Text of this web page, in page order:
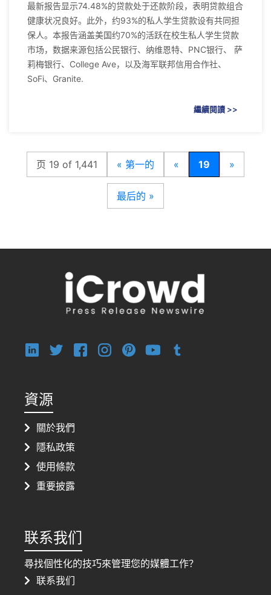
最新报告显示74.48%的贷款处于还款阶段，表明贷款组合
健康状况良好。此外，约93%的私人学生贷款设有共同担
保人。本报告涵盖美国约70%的活跃在校生私人学生贷款
市场，数据来源包括公民银行、纳维恩特、PNC银行、 萨
莉梅银行、College Ave，以及海军联邦信用合作社、
SoFi、Granite.
繼續閱讀 >>
页 19 of 1,441 « 第一的 « 19 »
最后的 »
資源
關於我們
隱私政策
使用條款
重要披露
联系我们
尋找個性化的技巧來管理您的媒體工作？
联系我们